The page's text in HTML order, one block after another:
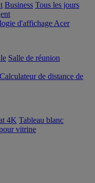
Business Tous les jours
d'affichage Acer
Salle de réunion
Calculateur de distance de
4K Tableau blanc
vitrine